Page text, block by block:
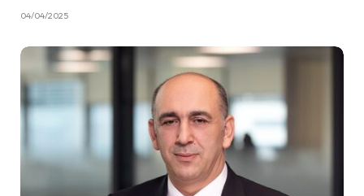
04/04/2025